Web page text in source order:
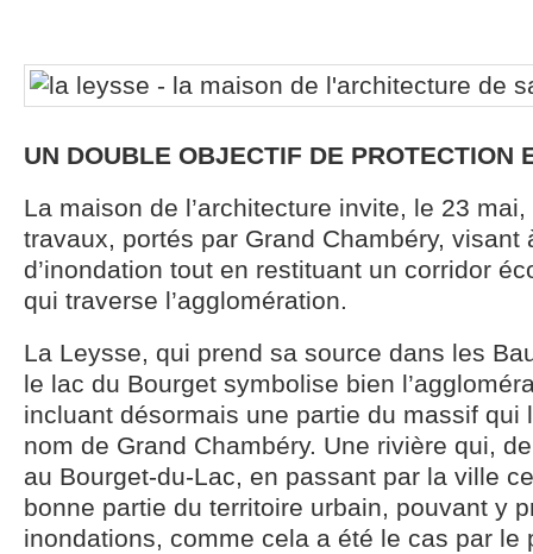
UN DOUBLE OBJECTIF DE PROTECTION
La maison de l’architecture invite, le 23
travaux, portés par Grand Chambéry, visant
d’inondation tout en restituant un corridor
qui traverse l’agglomération.
La Leysse, qui prend sa source dans les
le lac du Bourget symbolise bien
incluant désormais une partie du massif qui
nom de Grand Chambéry. Une rivière qui,
au Bourget-du-Lac, en passant par la ville
bonne partie du territoire urbain, pouvant y
inondations, comme cela a été le cas par le